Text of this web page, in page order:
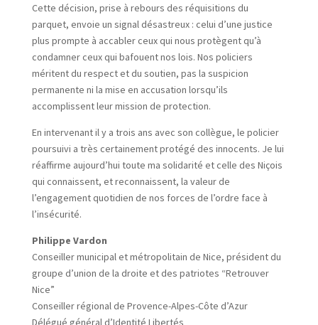
Cette décision, prise à rebours des réquisitions du
parquet, envoie un signal désastreux : celui d’une justice
plus prompte à accabler ceux qui nous protègent qu’à
condamner ceux qui bafouent nos lois. Nos policiers
méritent du respect et du soutien, pas la suspicion
permanente ni la mise en accusation lorsqu’ils
accomplissent leur mission de protection.
En intervenant il y a trois ans avec son collègue, le policier
poursuivi a très certainement protégé des innocents. Je lui
réaffirme aujourd’hui toute ma solidarité et celle des Niçois
qui connaissent, et reconnaissent, la valeur de
l’engagement quotidien de nos forces de l’ordre face à
l’insécurité.
Philippe Vardon
Conseiller municipal et métropolitain de Nice, président du
groupe d’union de la droite et des patriotes “Retrouver
Nice”
Conseiller régional de Provence-Alpes-Côte d’Azur
Délégué général d’Identité Libertés